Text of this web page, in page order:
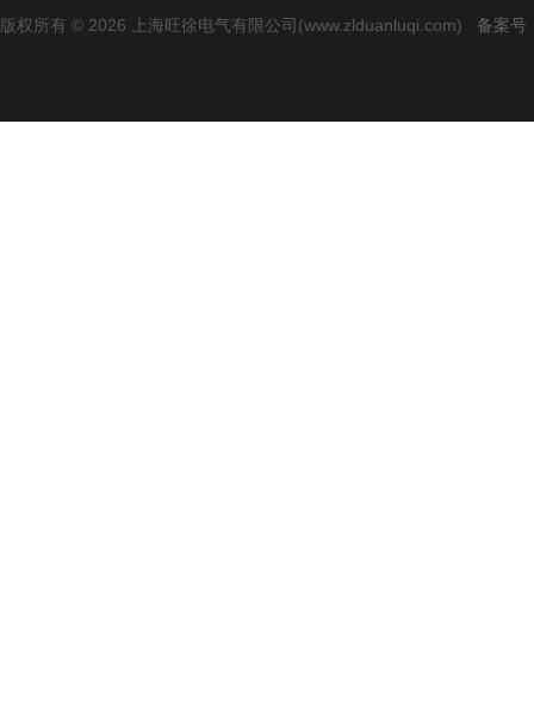
版权所有 © 2026 上海旺徐电气有限公司(www.zlduanluqi.com) 备案号